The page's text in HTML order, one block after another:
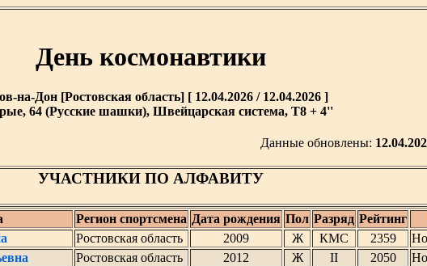
День космонавтики
на-Дон [Ростовская область] [ 12.04.2026 / 12.04.2026 ]
64 (Русские шашки), Швейцарская система, T8 + 4''
Данные обновлены:
УЧАСТНИКИ ПО АЛФАВИТУ
Регион спортсмена Дата рождения Пол Разряд Рейтинг
Ростовская область 2009 Ж КМС 2359
Ростовская область 2012 Ж II 2050